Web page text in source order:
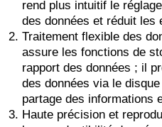
rend plus intuitif le
des données et réduit les
Traitement flexible des
assure les fonctions de
rapport des données ; il
des données via le
partage des informations
Haute précision et